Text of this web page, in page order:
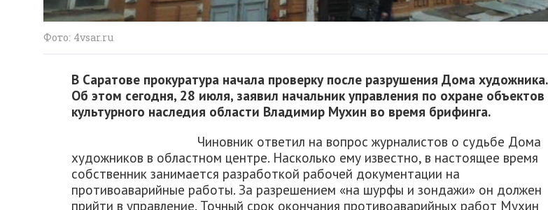
Фото: 4vsar.ru
В Саратове прокуратура начала проверку после разрушения Дома художника.
Об этом сегодня, 28 июля, заявил начальник управления по охране объектов
культурного наследия области Владимир Мухин во время брифинга.
Чиновник ответил на вопрос журналистов о судьбе Дома
художников в областном центре. Насколько ему известно, в настоящее время
собственник занимается разработкой рабочей документации на
противоаварийные работы. За разрешением «на шурфы и зондажи» он должен
прийти в управление. Точный срок окончания противоаварийных работ Мухин